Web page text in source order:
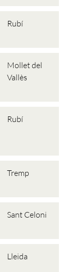
Rubí
Mollet del
Vallès
Rubí
Tremp
Sant Celoni
Lleida